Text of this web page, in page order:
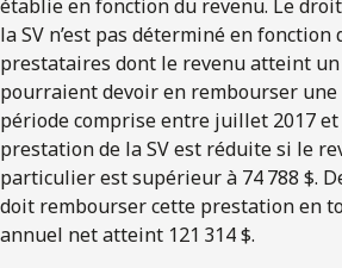
établie en fonction du revenu. Le
la SV n’est pas déterminé en fonction
prestataires dont le revenu atteint
pourraient devoir en rembourser
période comprise entre juillet 2017
prestation de la SV est réduite si le
particulier est supérieur à 74 788 $.
doit rembourser cette prestation en
annuel net atteint 121 314 $.